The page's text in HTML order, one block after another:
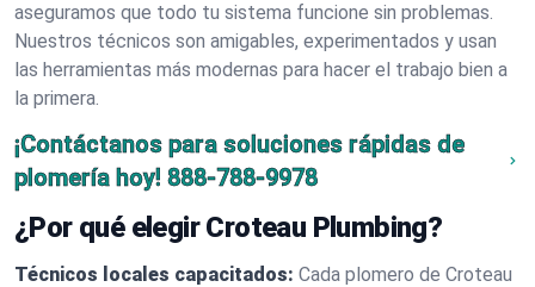
aseguramos que todo tu sistema funcione sin problemas.
Nuestros técnicos son amigables, experimentados y usan
las herramientas más modernas para hacer el trabajo bien a
la primera.
¡Contáctanos para soluciones rápidas de
plomería hoy! 888-788-9978
¿Por qué elegir Croteau Plumbing?
Técnicos locales capacitados: Cada plomero de Croteau